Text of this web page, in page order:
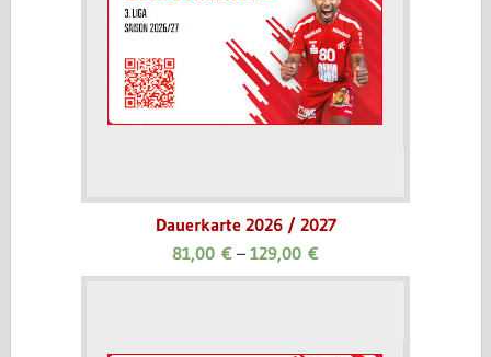
Dauerkarte 2026 / 2027
81,00 € – 129,00 €